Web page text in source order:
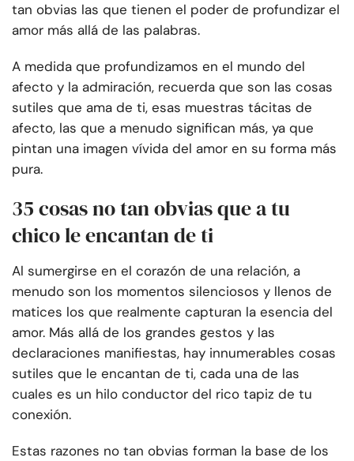
tan obvias las que tienen el poder de profundizar el
amor más allá de las palabras.
A medida que profundizamos en el mundo del
afecto y la admiración, recuerda que son las cosas
sutiles que ama de ti, esas muestras tácitas de
afecto, las que a menudo significan más, ya que
pintan una imagen vívida del amor en su forma más
pura.
35 cosas no tan obvias que a tu
chico le encantan de ti
Al sumergirse en el corazón de una relación, a
menudo son los momentos silenciosos y llenos de
matices los que realmente capturan la esencia del
amor. Más allá de los grandes gestos y las
declaraciones manifiestas, hay innumerables cosas
sutiles que le encantan de ti, cada una de las
cuales es un hilo conductor del rico tapiz de tu
conexión.
Estas razones no tan obvias forman la base de los